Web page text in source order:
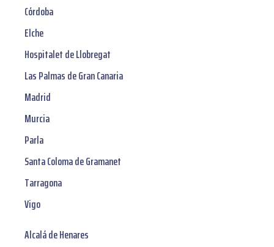
Córdoba
Elche
Hospitalet de Llobregat
Las Palmas de Gran Canaria
Madrid
Murcia
Parla
Santa Coloma de Gramanet
Tarragona
Vigo
Alcalá de Henares